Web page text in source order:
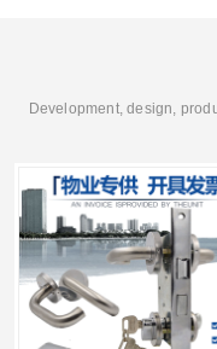
Development, design,